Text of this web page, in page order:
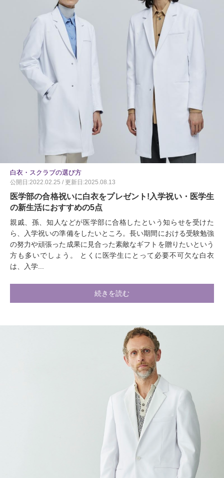
白衣・スクラブの選び方
公開日:2022.02.25 / 更新日:2025.08.13
医学部の合格祝いに白衣をプレゼント!入学祝い・医学生
の新生活におすすめの5点
親戚、孫、知人などが医学部に合格したという知らせを受けた
ら、入学祝いの準備をしたいところ。長い期間における受験勉強
の努力や頑張った成果に見合った素敵なギフトを贈りたいという
方も多いでしょう。 とくに医学生にとって必要不可欠な白衣
は、入学...
続きを読む